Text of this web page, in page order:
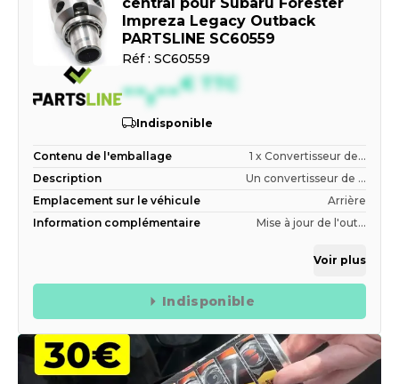
Impreza Legacy Outback
PARTSLINE SC60559
Réf : SC60559
--,--€ TTC
Indisponible
Contenu de l'emballage
1 x Convertisseur de...
Description
Un convertisseur de ...
Emplacement sur le véhicule
Arrière
Information complémentaire
Mise à jour de l'out...
Voir plus
Indisponible